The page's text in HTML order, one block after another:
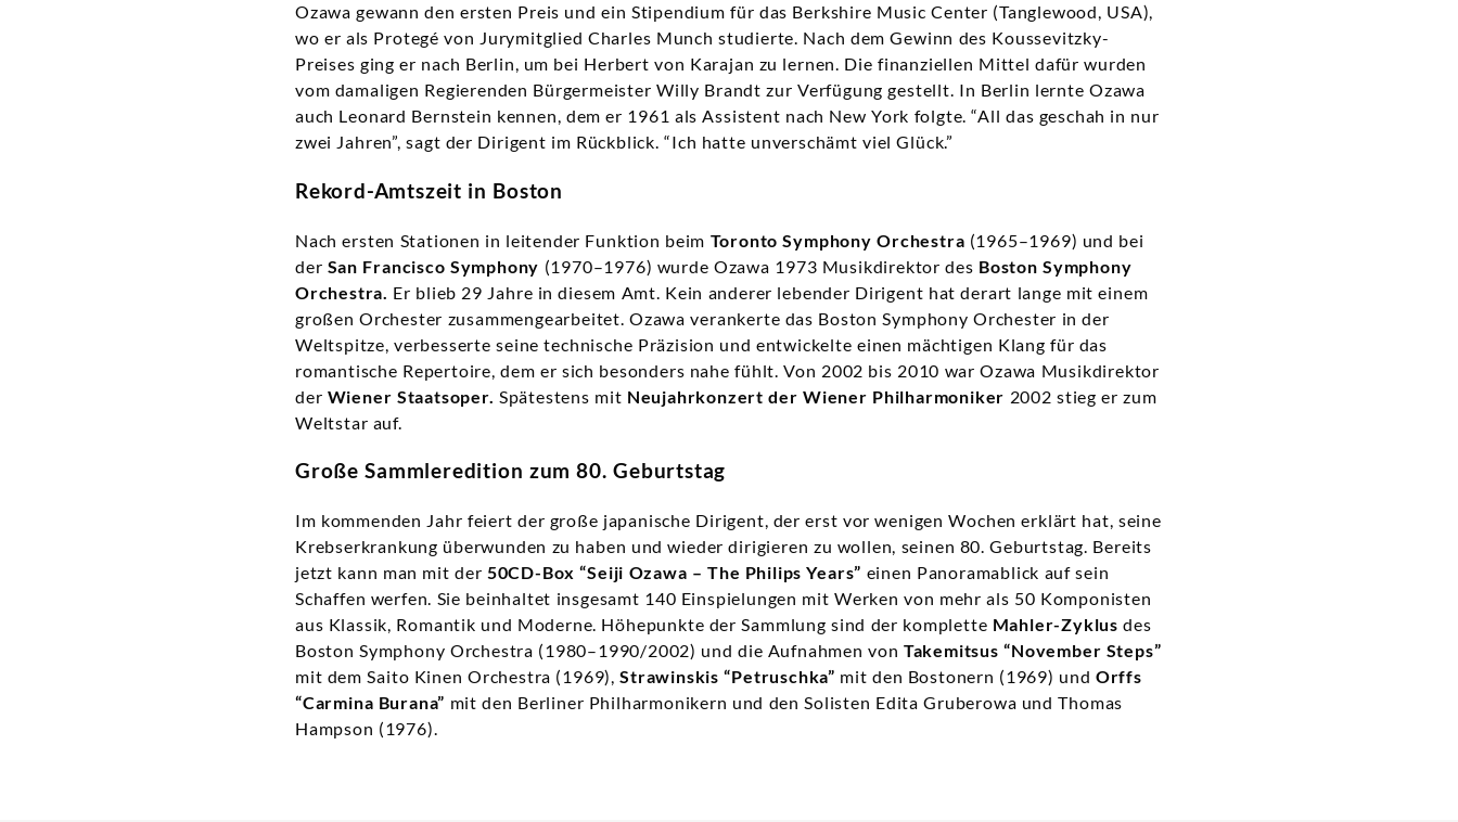
Ozawa gewann den ersten Preis und ein Stipendium für das Berkshire Music Center (Tanglewood, USA),
wo er als Protegé von Jurymitglied Charles Munch studierte. Nach dem Gewinn des Koussevitzky-
Preises ging er nach Berlin, um bei Herbert von Karajan zu lernen. Die finanziellen Mittel dafür wurden
vom damaligen Regierenden Bürgermeister Willy Brandt zur Verfügung gestellt. In Berlin lernte Ozawa
auch Leonard Bernstein kennen, dem er 1961 als Assistent nach New York folgte. “All das geschah in nur
zwei Jahren”, sagt der Dirigent im Rückblick. “Ich hatte unverschämt viel Glück.”
Rekord-Amtszeit in Boston
Nach ersten Stationen in leitender Funktion beim Toronto Symphony Orchestra (1965–1969) und bei
der San Francisco Symphony (1970–1976) wurde Ozawa 1973 Musikdirektor des Boston Symphony
Orchestra. Er blieb 29 Jahre in diesem Amt. Kein anderer lebender Dirigent hat derart lange mit einem
großen Orchester zusammengearbeitet. Ozawa verankerte das Boston Symphony Orchester in der
Weltspitze, verbesserte seine technische Präzision und entwickelte einen mächtigen Klang für das
romantische Repertoire, dem er sich besonders nahe fühlt. Von 2002 bis 2010 war Ozawa Musikdirektor
der Wiener Staatsoper. Spätestens mit Neujahrkonzert der Wiener Philharmoniker 2002 stieg er zum
Weltstar auf.
Große Sammleredition zum 80. Geburtstag
Im kommenden Jahr feiert der große japanische Dirigent, der erst vor wenigen Wochen erklärt hat, seine
Krebserkrankung überwunden zu haben und wieder dirigieren zu wollen, seinen 80. Geburtstag. Bereits
jetzt kann man mit der 50CD-Box “Seiji Ozawa – The Philips Years” einen Panoramablick auf sein
Schaffen werfen. Sie beinhaltet insgesamt 140 Einspielungen mit Werken von mehr als 50 Komponisten
aus Klassik, Romantik und Moderne. Höhepunkte der Sammlung sind der komplette Mahler-Zyklus des
Boston Symphony Orchestra (1980–1990/2002) und die Aufnahmen von Takemitsus “November Steps”
mit dem Saito Kinen Orchestra (1969),Strawinskis “Petruschka” mit den Bostonern (1969) und Orffs
“Carmina Burana” mit den Berliner Philharmonikern und den Solisten Edita Gruberowa und Thomas
Hampson (1976).